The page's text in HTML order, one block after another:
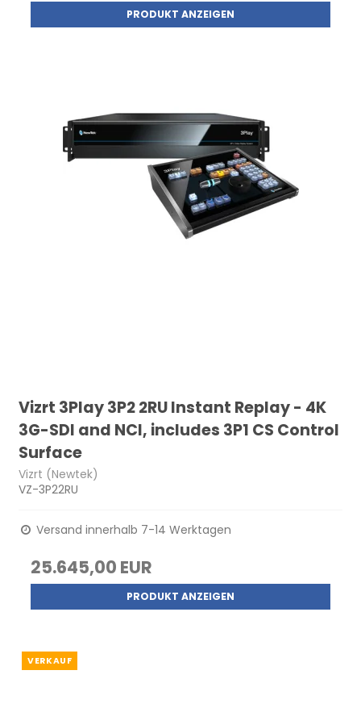
PRODUKT ANZEIGEN
Vizrt 3Play 3P2 2RU Instant Replay - 4K
3G-SDI and NCI, includes 3P1 CS Control
Surface
Vizrt (Newtek)
VZ-3P22RU
Versand innerhalb 7-14 Werktagen
25.645,00 EUR
PRODUKT ANZEIGEN
VERKAUF